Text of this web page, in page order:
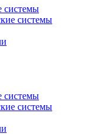
системы
системы
системы
системы